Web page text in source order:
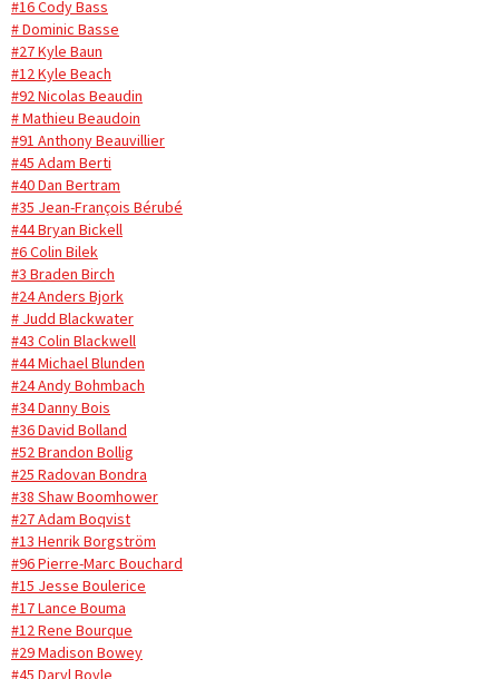
#16 Cody Bass
# Dominic Basse
#27 Kyle Baun
#12 Kyle Beach
#92 Nicolas Beaudin
# Mathieu Beaudoin
#91 Anthony Beauvillier
#45 Adam Berti
#40 Dan Bertram
#35 Jean-François Bérubé
#44 Bryan Bickell
#6 Colin Bilek
#3 Braden Birch
#24 Anders Bjork
# Judd Blackwater
#43 Colin Blackwell
#44 Michael Blunden
#24 Andy Bohmbach
#34 Danny Bois
#36 David Bolland
#52 Brandon Bollig
#25 Radovan Bondra
#38 Shaw Boomhower
#27 Adam Boqvist
#13 Henrik Borgström
#96 Pierre-Marc Bouchard
#15 Jesse Boulerice
#17 Lance Bouma
#12 Rene Bourque
#29 Madison Bowey
#45 Daryl Boyle